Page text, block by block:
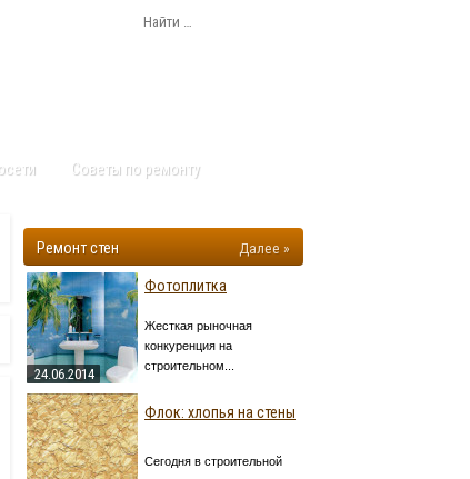
Советы по ремонту
Ремонт стен Далее »
24.06.2014
Фотоплитка
Жесткая рыночная
конкуренция на
строительном...
Флок: хлопья на стены
Сегодня в строительной